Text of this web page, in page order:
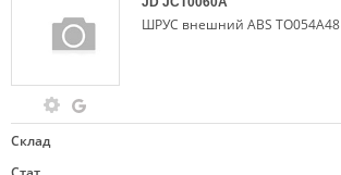
ШРУС внешний ABS TO054A48
Склад